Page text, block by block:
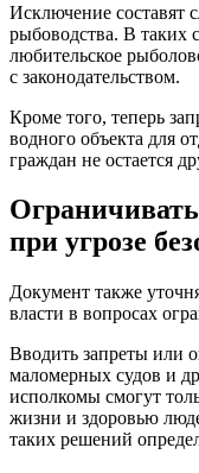
Исключение составят
рыбоводства. В таких
любительское
с законодательством.
Кроме того, теперь
водного объекта для
граждан не остается
при угрозе
Документ также
власти в вопросах
Вводить запреты или
маломерных судов и
исполкомы смогут
жизни и здоровью
таких решений